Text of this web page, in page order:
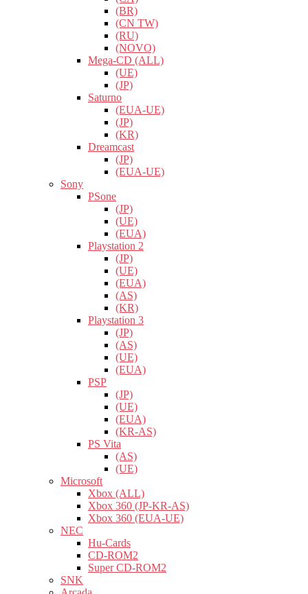
(BR)
(CN TW)
(RU)
(NOVO)
Mega-CD (ALL)
(UE)
(JP)
Saturno
(EUA-UE)
(JP)
(KR)
Dreamcast
(JP)
(EUA-UE)
Sony
PSone
(JP)
(UE)
(EUA)
Playstation 2
(JP)
(UE)
(EUA)
(AS)
(KR)
Playstation 3
(JP)
(AS)
(UE)
(EUA)
PSP
(JP)
(UE)
(EUA)
(KR-AS)
PS Vita
(AS)
(UE)
Microsoft
Xbox (ALL)
Xbox 360 (JP-KR-AS)
Xbox 360 (EUA-UE)
NEC
Hu-Cards
CD-ROM2
Super CD-ROM2
SNK